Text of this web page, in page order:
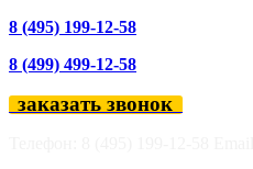
8 (495) 199-12-58
8 (499) 499-12-58
заказать звонок